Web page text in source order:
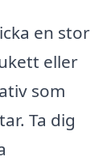
en stor
eller
som
Ta dig